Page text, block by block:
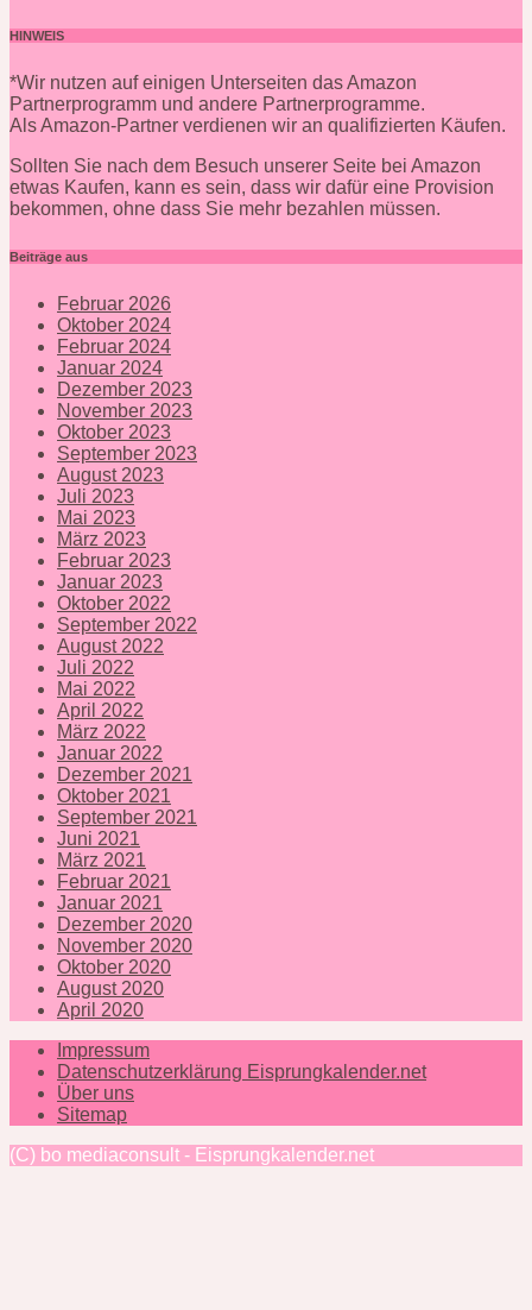
HINWEIS
*Wir nutzen auf einigen Unterseiten das Amazon
Partnerprogramm und andere Partnerprogramme.
Als Amazon-Partner verdienen wir an qualifizierten Käufen.
Sollten Sie nach dem Besuch unserer Seite bei Amazon
etwas Kaufen, kann es sein, dass wir dafür eine Provision
bekommen, ohne dass Sie mehr bezahlen müssen.
Beiträge aus
Februar 2026
Oktober 2024
Februar 2024
Januar 2024
Dezember 2023
November 2023
Oktober 2023
September 2023
August 2023
Juli 2023
Mai 2023
März 2023
Februar 2023
Januar 2023
Oktober 2022
September 2022
August 2022
Juli 2022
Mai 2022
April 2022
März 2022
Januar 2022
Dezember 2021
Oktober 2021
September 2021
Juni 2021
März 2021
Februar 2021
Januar 2021
Dezember 2020
November 2020
Oktober 2020
August 2020
April 2020
Impressum
Datenschutzerklärung Eisprungkalender.net
Über uns
Sitemap
(C) bo mediaconsult - Eisprungkalender.net